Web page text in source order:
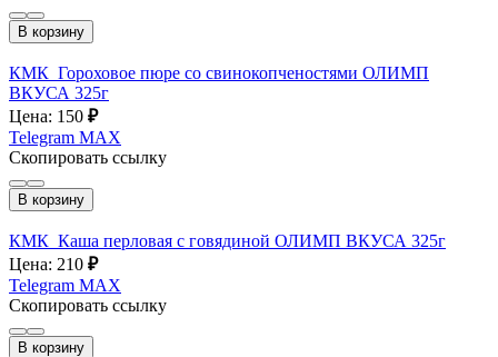
В корзину
КМК_Гороховое пюре со свинокопченостями ОЛИМП
ВКУСА 325г
Цена: 150 ₽
Telegram MAX
Скопировать ссылку
В корзину
КМК_Каша перловая с говядиной ОЛИМП ВКУСА 325г
Цена: 210 ₽
Telegram MAX
Скопировать ссылку
В корзину